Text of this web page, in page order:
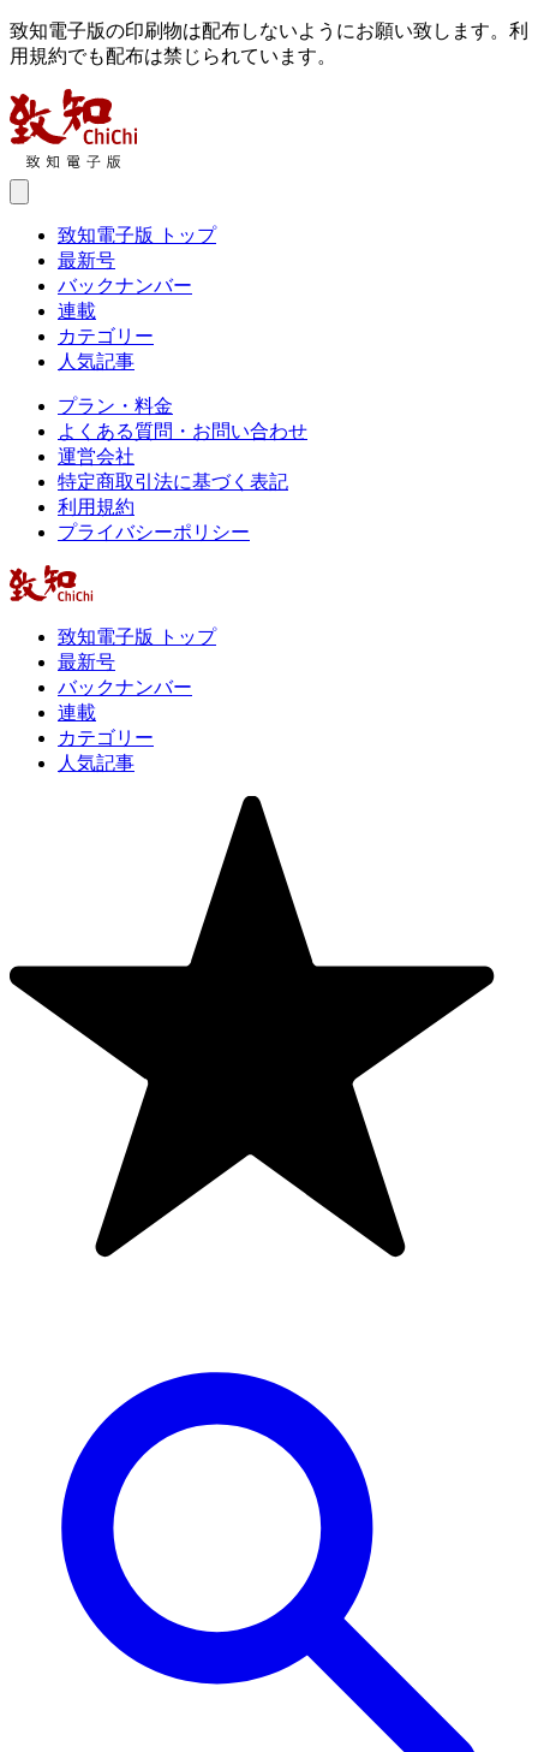
致知電子版の印刷物は配布しないようにお願い致します。利
用規約でも配布は禁じられています。
致知電子版 トップ
最新号
バックナンバー
連載
カテゴリー
人気記事
プラン・料金
よくある質問・お問い合わせ
運営会社
特定商取引法に基づく表記
利用規約
プライバシーポリシー
致知電子版 トップ
最新号
バックナンバー
連載
カテゴリー
人気記事